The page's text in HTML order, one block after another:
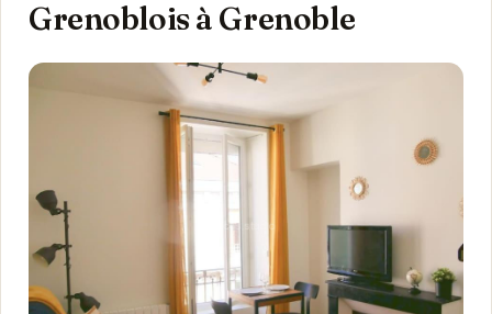
Grenoblois à Grenoble